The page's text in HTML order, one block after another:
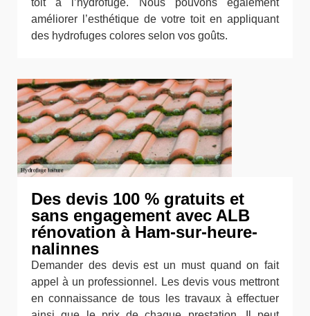
toit à l’hydrofuge. Nous pouvons également
améliorer l’esthétique de votre toit en appliquant
des hydrofuges colores selon vos goûts.
Des devis 100 % gratuits et
sans engagement avec ALB
rénovation à Ham-sur-heure-
nalinnes
Demander des devis est un must quand on fait
appel à un professionnel. Les devis vous mettront
en connaissance de tous les travaux à effectuer